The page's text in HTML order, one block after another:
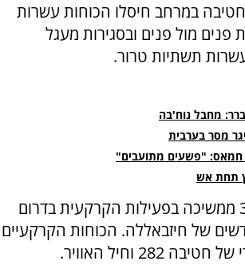
במרחב חיסלו הכוחות עשרות
פנים מול פנים ובסגירות מעגל
תשתיות טרור.
מחבל נוח'בה
מסר בערבית
חמאס: "פשעים מתועבים"
תחת אש
בתוך כך, אוגדה 36 ממשיכה בפעילות הקרקעית בדרום
של חיזבאללה. הכוחות הקרקעיים
282 וחיל האוויר.